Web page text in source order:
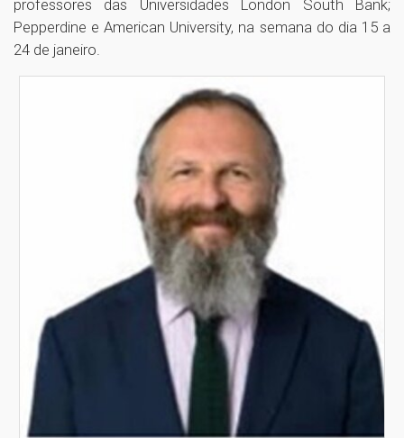
professores das Universidades London South Bank;
Pepperdine e American University, na semana do dia 15 a
24 de janeiro.